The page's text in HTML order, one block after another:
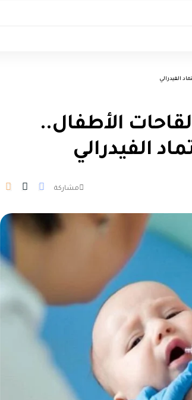
الفيدرالي
الأطفال..
الفيدرالي
مشاركة